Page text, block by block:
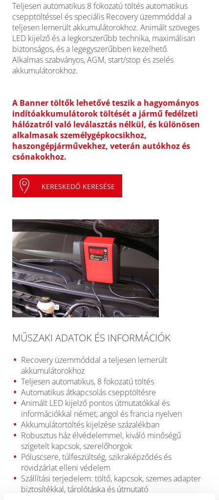
Teljesen automatikus 8 fokozatú töltés automatikus
csepptöltéssel és speciális Recovery üzemmóddal a
teljesen lemerült akkumulátorokhoz. Animált szöveges
LED kijelző és a legkorszerűbb technika, maximálisan
biztonságos, és a legegyszerűbben kezelhető.
Alkalmas szabványos, AGM, start/stop és zselés
akkumulátorokhoz.
A Banner töltők lehetővé teszik a hagyományos
indítóakkumulátorok töltését a jármű fedélzeti
hálózatról való leválasztás nélkül, és különösen
alkalmasak személygépkocsikhoz,
haszongépjárművekhez, veterán autókhoz és
csónakokhoz.
KERESKEDŐ KERESÉSE
MŰSZAKI ADATOK ÉS INFORMÁCIÓK
Recovery üzemmóddal a teljesen lemerült
akkumulátorokhoz
Teljesen automatikus, 8 fokozatú töltés
Automatikus átkapcsolás csepptöltésre
Animált LED kijelző pontos útmutatókkal és
információkkal német, angol és francia nyelven
Akkumulátortöltés kijelzése százalékban
Robusztus ház élvédelemmel, kiváló minőségű
szigetelt kapcsok, szerelőhorgok
Póluscsere, túlfeszültség, szikraképződés és
rövidzárlat elleni védelem
Szállítási terjedelem: töltő, kapcsok, szemes adapter
biztosítékkal, tárolótáska és útmutató